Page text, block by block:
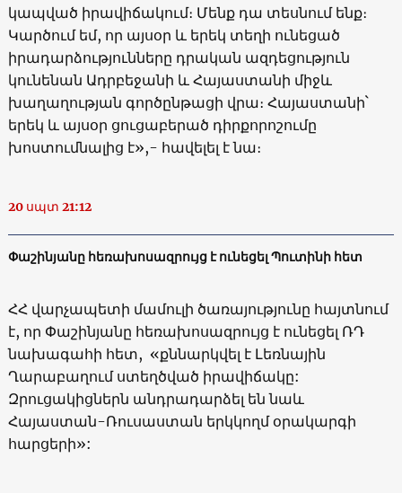
կապված իրավիճակում։ Մենք դա տեսնում ենք։
Կարծում եմ, որ այսօր և երեկ տեղի ունեցած
իրադարձությունները դրական ազդեցություն
կունենան Ադրբեջանի և Հայաստանի միջև
խաղաղության գործընթացի վրա։ Հայաստանի`
երեկ և այսօր ցուցաբերած դիրքորոշումը
խոստումնալից է»,- հավելել է նա։
20 սպտ 21:12
Փաշինյանը հեռախոսազրույց է ունեցել Պուտինի հետ
ՀՀ վարչապետի մամուլի ծառայությունը հայտնում
է, որ Փաշինյանը հեռախոսազրույց է ունեցել ՌԴ
նախագահի հետ, «քննարկվել է Լեռնային
Ղարաբաղում ստեղծված իրավիճակը:
Զրուցակիցներն անդրադարձել են նաև
Հայաստան-Ռուսաստան երկկողմ օրակարգի
հարցերի»: